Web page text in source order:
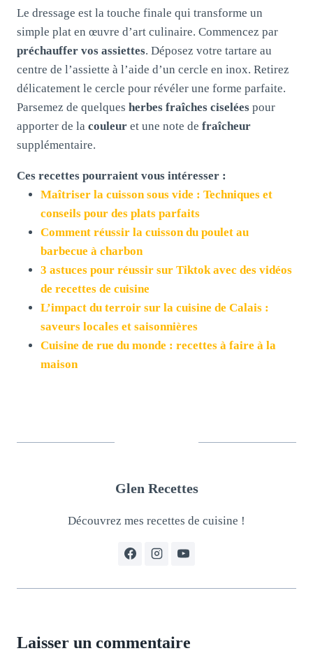
Le dressage est la touche finale qui transforme un
simple plat en œuvre d’art culinaire. Commencez par
préchauffer vos assiettes. Déposez votre tartare au
centre de l’assiette à l’aide d’un cercle en inox. Retirez
délicatement le cercle pour révéler une forme parfaite.
Parsemez de quelques herbes fraîches ciselées pour
apporter de la couleur et une note de fraîcheur
supplémentaire.
Ces recettes pourraient vous intéresser :
Maîtriser la cuisson sous vide : Techniques et
conseils pour des plats parfaits
Comment réussir la cuisson du poulet au
barbecue à charbon
3 astuces pour réussir sur Tiktok avec des vidéos
de recettes de cuisine
L’impact du terroir sur la cuisine de Calais :
saveurs locales et saisonnières
Cuisine de rue du monde : recettes à faire à la
maison
Glen Recettes
Découvrez mes recettes de cuisine !
Laisser un commentaire